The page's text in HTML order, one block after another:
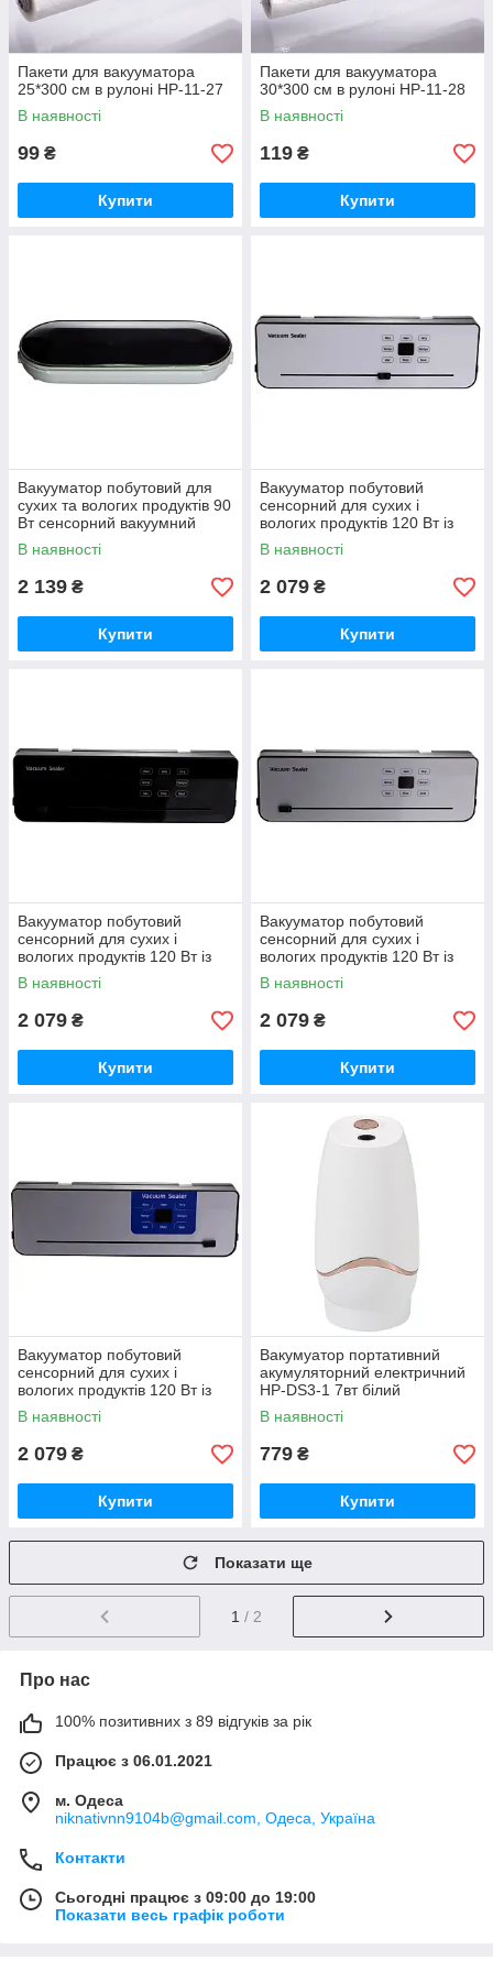
Пакети для вакууматора
25*300 см в рулоні HP-11-27
В наявності
99 ₴
Купити
Пакети для вакууматора
30*300 см в рулоні HP-11-28
В наявності
119 ₴
Купити
Вакууматор побутовий для
сухих та вологих продуктів 90
Вт сенсорний вакуумний
пакувальник + 10 пакетів HP-
11-16GR
В наявності
2 139 ₴
Купити
Вакууматор побутовий
сенсорний для сухих і
вологих продуктів 120 Вт із
вбудованим різаком
пакувальник вакуумний Білий
В наявності
2 079 ₴
Купити
Вакууматор побутовий
сенсорний для сухих і
вологих продуктів 120 Вт із
вбудованим різаком
пакувальник вакуумний
В наявності
2 079 ₴
Купити
Вакууматор побутовий
сенсорний для сухих і
вологих продуктів 120 Вт із
вбудованим різаком
пакувальник вакуумний
В наявності
2 079 ₴
Купити
Вакууматор побутовий
сенсорний для сухих і
вологих продуктів 120 Вт із
вбудованим різаком
пакувальник вакуумний HP-
В наявності
2 079 ₴
Купити
Вакумуатор портативний
акумуляторний електричний
HP-DS3-1 7вт білий
професійний вакууматор для
продуктів
В наявності
779 ₴
Купити
Показати ще
1 / 2
Про нас
100% позитивних з 89 відгуків за рік
Працює з 06.01.2021
м. Одеса
niknativnn9104b@gmail.com, Одеса, Україна
Контакти
Сьогодні працює з 09:00 до 19:00
Показати весь графік роботи